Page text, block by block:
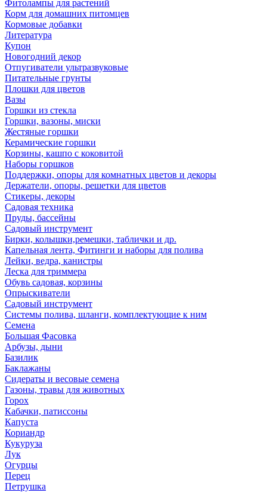
Фитолампы для растений
Корм для домашних питомцев
Кормовые добавки
Литература
Купон
Новогодний декор
Отпугиватели ультразвуковые
Питательные грунты
Плошки для цветов
Вазы
Горшки из стекла
Горшки, вазоны, миски
Жестяные горшки
Керамические горшки
Корзины, кашпо с коковитой
Наборы горшков
Поддержки, опоры для комнатных цветов и декоры
Держатели, опоры, решетки для цветов
Стикеры, декоры
Садовая техника
Пруды, бассейны
Садовый инструмент
Бирки, колышки,ремешки, таблички и др.
Капельная лента, Фитинги и наборы для полива
Лейки, ведра, канистры
Леска для триммера
Обувь садовая, корзины
Опрыскиватели
Садовый инструмент
Системы полива, шланги, комплектующие к ним
Семена
Большая Фасовка
Арбузы, дыни
Базилик
Баклажаны
Сидераты и весовые семена
Газоны, травы для животных
Горох
Кабачки, патиссоны
Капуста
Кориандр
Кукуруза
Лук
Огурцы
Перец
Петрушка